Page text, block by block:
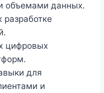
объемами данных.
разработке
цифровых
для
и